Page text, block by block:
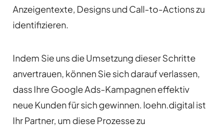
Anzeigentexte, Designs und Call-to-Actions zu
identifizieren.
Indem Sie uns die Umsetzung dieser Schritte
anvertrauen, können Sie sich darauf verlassen,
dass Ihre Google Ads-Kampagnen effektiv
neue Kunden für sich gewinnen. loehn.digital ist
Ihr Partner, um diese Prozesse zu